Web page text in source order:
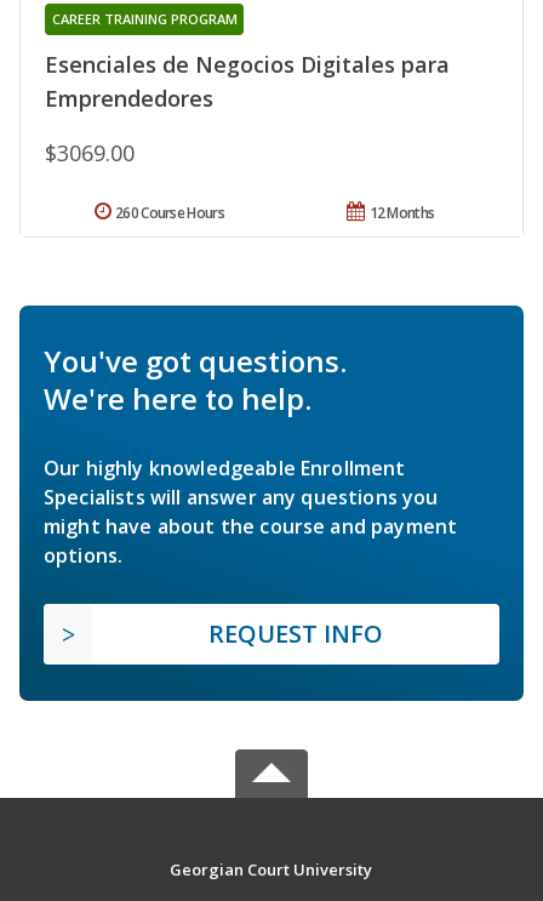
Esenciales de Negocios Digitales para
Emprendedores
CAREER TRAINING PROGRAM
$3069.00
12 Months
260 Course Hours
You've got questions.
We're here to help.
Our highly knowledgeable Enrollment
Specialists will answer any questions you
might have about the course and payment
options.
REQUEST INFO
Georgian Court University